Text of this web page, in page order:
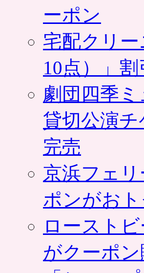
ーポン
宅配クリ
10点）」
劇団四季
貸切公演
完売
京浜フェ
ポンがお
ロースト
がクーポ